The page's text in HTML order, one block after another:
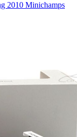
2010 Minichamps